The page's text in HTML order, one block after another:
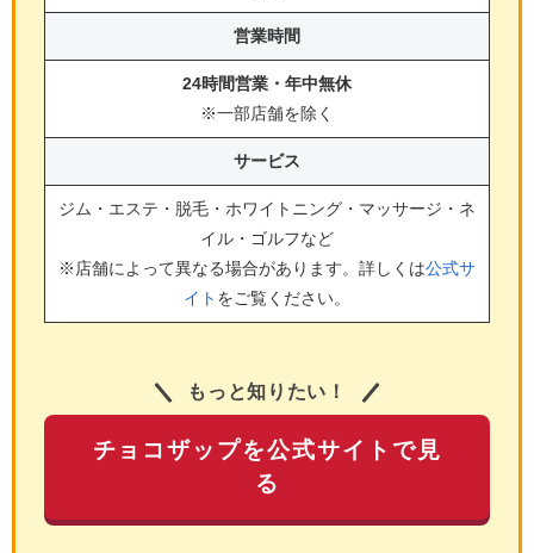
営業時間
24時間営業・年中無休
※一部店舗を除く
サービス
ジム・エステ・脱毛・ホワイトニング・マッサージ・ネ
イル・ゴルフなど
※店舗によって異なる場合があります。詳しくは公式サ
イト をご覧ください。
もっと知りたい！
チョコザップを公式サイトで見
る